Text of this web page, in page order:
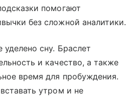
помогают
без сложной аналитики.
сну. Браслет
и качество, а также
время для пробуждения.
утром и не